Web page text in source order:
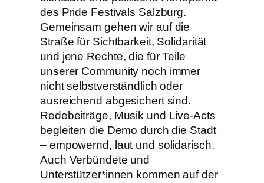
des Pride Festivals Salzburg.
Gemeinsam gehen wir auf die
Straße für Sichtbarkeit, Solidarität
und jene Rechte, die für Teile
unserer Community noch immer
nicht selbstverständlich oder
ausreichend abgesichert sind.
Redebeiträge, Musik und Live-Acts
begleiten die Demo durch die Stadt
– empowernd, laut und solidarisch.
Auch Verbündete und
Unterstützer*innen kommen auf der